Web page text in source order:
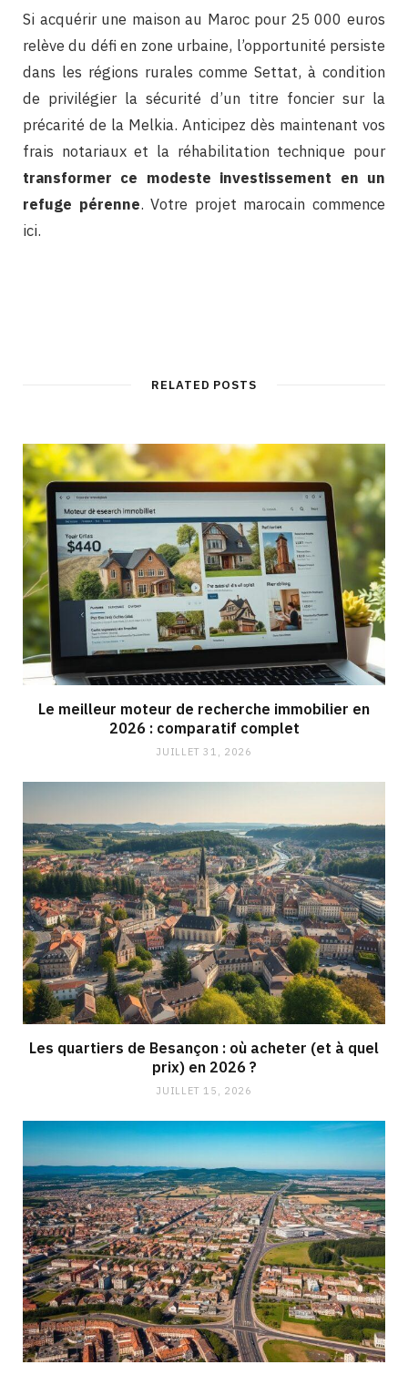
Si acquérir une maison au Maroc pour 25 000 euros
relève du défi en zone urbaine, l’opportunité persiste
dans les régions rurales comme Settat, à condition
de privilégier la sécurité d’un titre foncier sur la
précarité de la Melkia. Anticipez dès maintenant vos
frais notariaux et la réhabilitation technique pour
transformer ce modeste investissement en un
refuge pérenne. Votre projet marocain commence
ici.
RELATED POSTS
Le meilleur moteur de recherche immobilier en
2026 : comparatif complet
JUILLET 31, 2026
Les quartiers de Besançon : où acheter (et à quel
prix) en 2026 ?
JUILLET 15, 2026